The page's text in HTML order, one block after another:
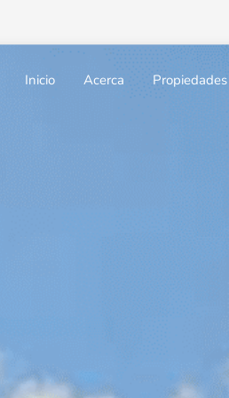
Inicio Acerca Propiedades